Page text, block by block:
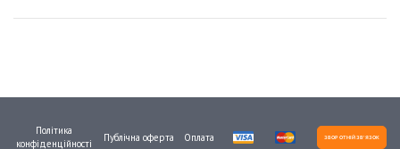
Політика
конфіденційності
Публічна оферта Оплата ЗВОРОТНІЙ ЗВ'ЯЗОК